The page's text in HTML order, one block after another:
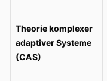
Theorie komplexer
adaptiver Systeme
(CAS)